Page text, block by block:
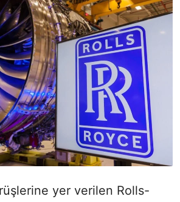
yer verilen Rolls-